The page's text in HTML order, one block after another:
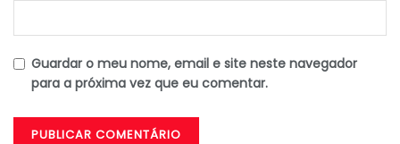
Guardar o meu nome, email e site neste navegador
para a próxima vez que eu comentar.